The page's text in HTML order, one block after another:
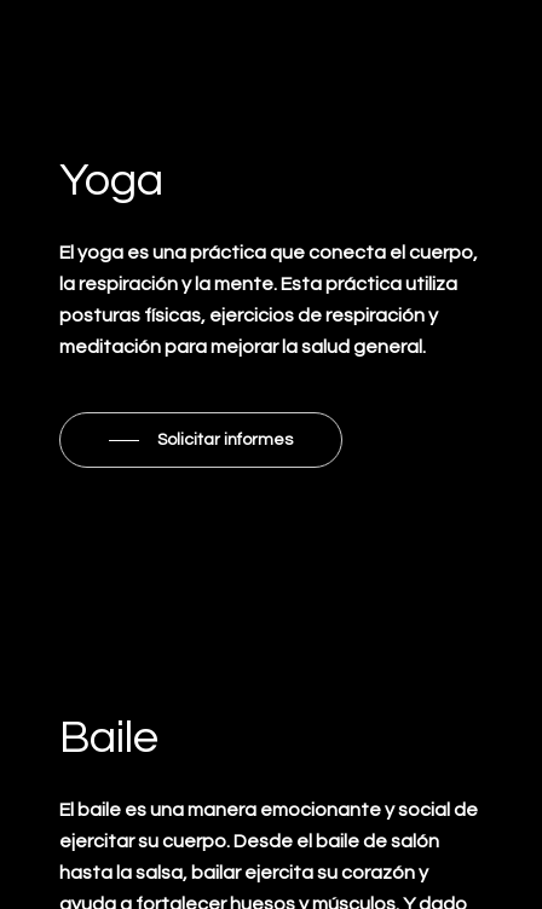
Yoga
El yoga es una práctica que conecta el cuerpo,
la respiración y la mente. Esta práctica utiliza
posturas físicas, ejercicios de respiración y
meditación para mejorar la salud general.
Solicitar informes
Baile
El baile es una manera emocionante y social de
ejercitar su cuerpo. Desde el baile de salón
hasta la salsa, bailar ejercita su corazón y
ayuda a fortalecer huesos y músculos. Y dado